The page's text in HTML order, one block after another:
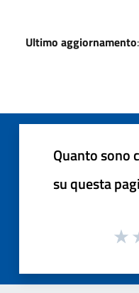
Ultimo aggiornamento
Quanto sono
su questa